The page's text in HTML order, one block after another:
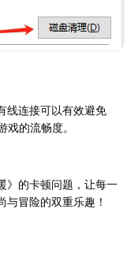
线连接可以有效避免
的流畅度。
》的卡顿问题，让每一
冒险的双重乐趣！